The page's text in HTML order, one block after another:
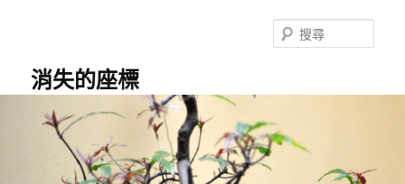
消失的座標
尋